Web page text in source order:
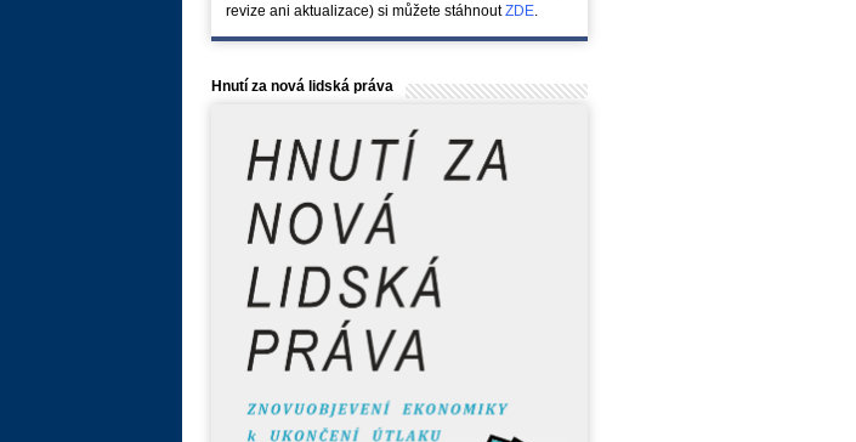
revize ani aktualizace) si můžete stáhnoutZDE.
Hnutí za nová lidská práva